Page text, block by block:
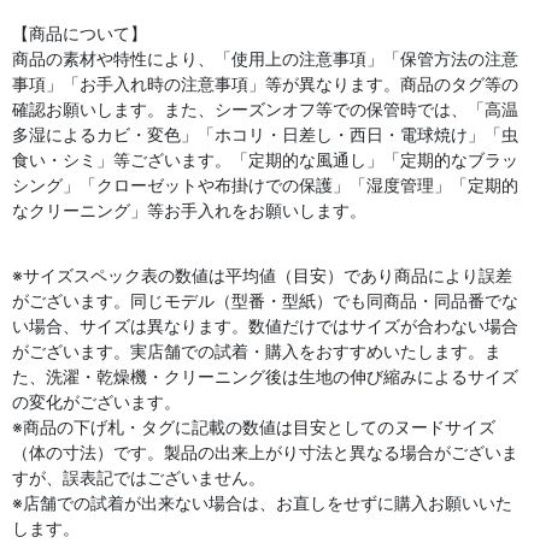
【商品について】
商品の素材や特性により、「使用上の注意事項」「保管方法の注意
事項」「お手入れ時の注意事項」等が異なります。商品のタグ等の
確認お願いします。また、シーズンオフ等での保管時では、「高温
多湿によるカビ・変色」「ホコリ・日差し・西日・電球焼け」「虫
食い・シミ」等ございます。「定期的な風通し」「定期的なブラッ
シング」「クローゼットや布掛けでの保護」「湿度管理」「定期的
なクリーニング」等お手入れをお願いします。
※サイズスペック表の数値は平均値（目安）であり商品により誤差
がございます。同じモデル（型番・型紙）でも同商品・同品番でな
い場合、サイズは異なります。数値だけではサイズが合わない場合
がございます。実店舗での試着・購入をおすすめいたします。ま
た、洗濯・乾燥機・クリーニング後は生地の伸び縮みによるサイズ
の変化がございます。
※商品の下げ札・タグに記載の数値は目安としてのヌードサイズ
（体の寸法）です。製品の出来上がり寸法と異なる場合がございま
すが、誤表記ではございません。
※店舗での試着が出来ない場合は、お直しをせずに購入お願いいた
します。